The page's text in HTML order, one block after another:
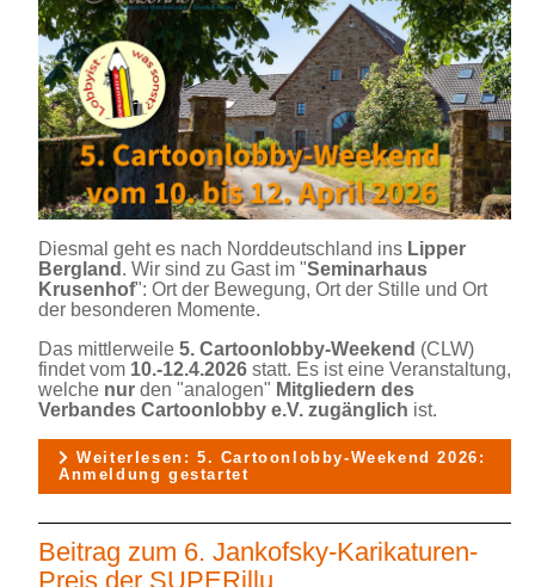
Diesmal geht es nach Norddeutschland ins Lipper
Bergland . Wir sind zu Gast im "Seminarhaus
Krusenhof": Ort der Bewegung, Ort der Stille und Ort
der besonderen Momente.
Das mittlerweile 5. Cartoonlobby-Weekend (CLW)
findet vom 10.-12.4.2026 statt. Es ist eine Veranstaltung,
welche nur den "analogen" Mitgliedern des
Verbandes Cartoonlobby e.V. zugänglich ist.
Weiterlesen: 5. Cartoonlobby-Weekend 2026:
Anmeldung gestartet
Beitrag zum 6. Jankofsky-Karikaturen-
Preis der SUPERillu